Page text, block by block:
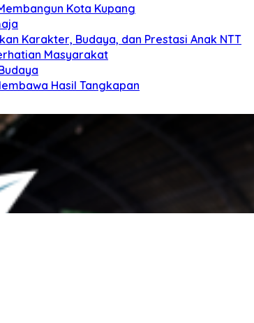
Kota Kupang
Karakter, Budaya, dan Prestasi Anak NTT
Masyarakat
Hasil Tangkapan